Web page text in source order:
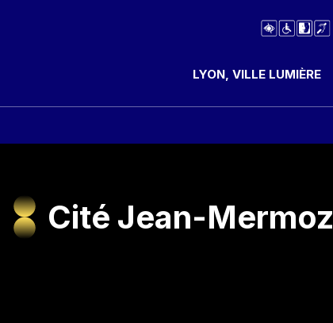
LYON, VILLE LUMIÈRE
Cité Jean-Mermoz